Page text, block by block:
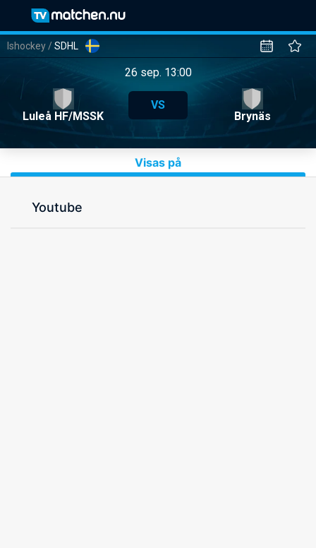
Ishockey /SDHL
26 sep. 13:00
Luleå HF/MSSK
VS
Brynäs
Visas på
Youtube